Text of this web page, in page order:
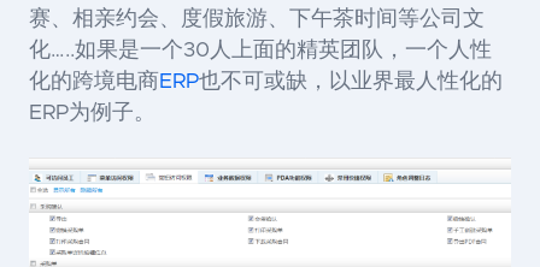
赛、相亲约会、度假旅游、下午茶时间等公司文
化…..如果是一个30人上面的精英团队，一个人性
化的跨境电商 ERP也不可或缺，以业界最人性化的
ERP为例子。